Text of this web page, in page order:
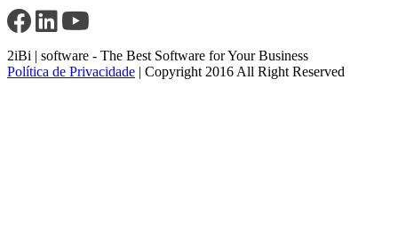
2iBi | software - The Best Software for Your Business
Política de Privacidade | Copyright 2016 All Right Reserved